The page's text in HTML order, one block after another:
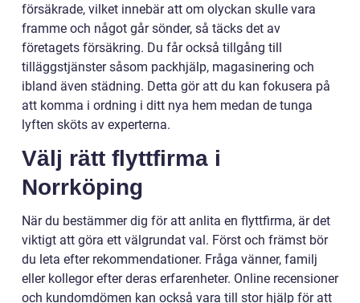
försäkrade, vilket innebär att om olyckan skulle vara
framme och något går sönder, så täcks det av
företagets försäkring. Du får också tillgång till
tilläggstjänster såsom packhjälp, magasinering och
ibland även städning. Detta gör att du kan fokusera på
att komma i ordning i ditt nya hem medan de tunga
lyften sköts av experterna.
Välj rätt flyttfirma i
Norrköping
När du bestämmer dig för att anlita en flyttfirma, är det
viktigt att göra ett välgrundat val. Först och främst bör
du leta efter rekommendationer. Fråga vänner, familj
eller kollegor efter deras erfarenheter. Online recensioner
och kundomdömen kan också vara till stor hjälp för att